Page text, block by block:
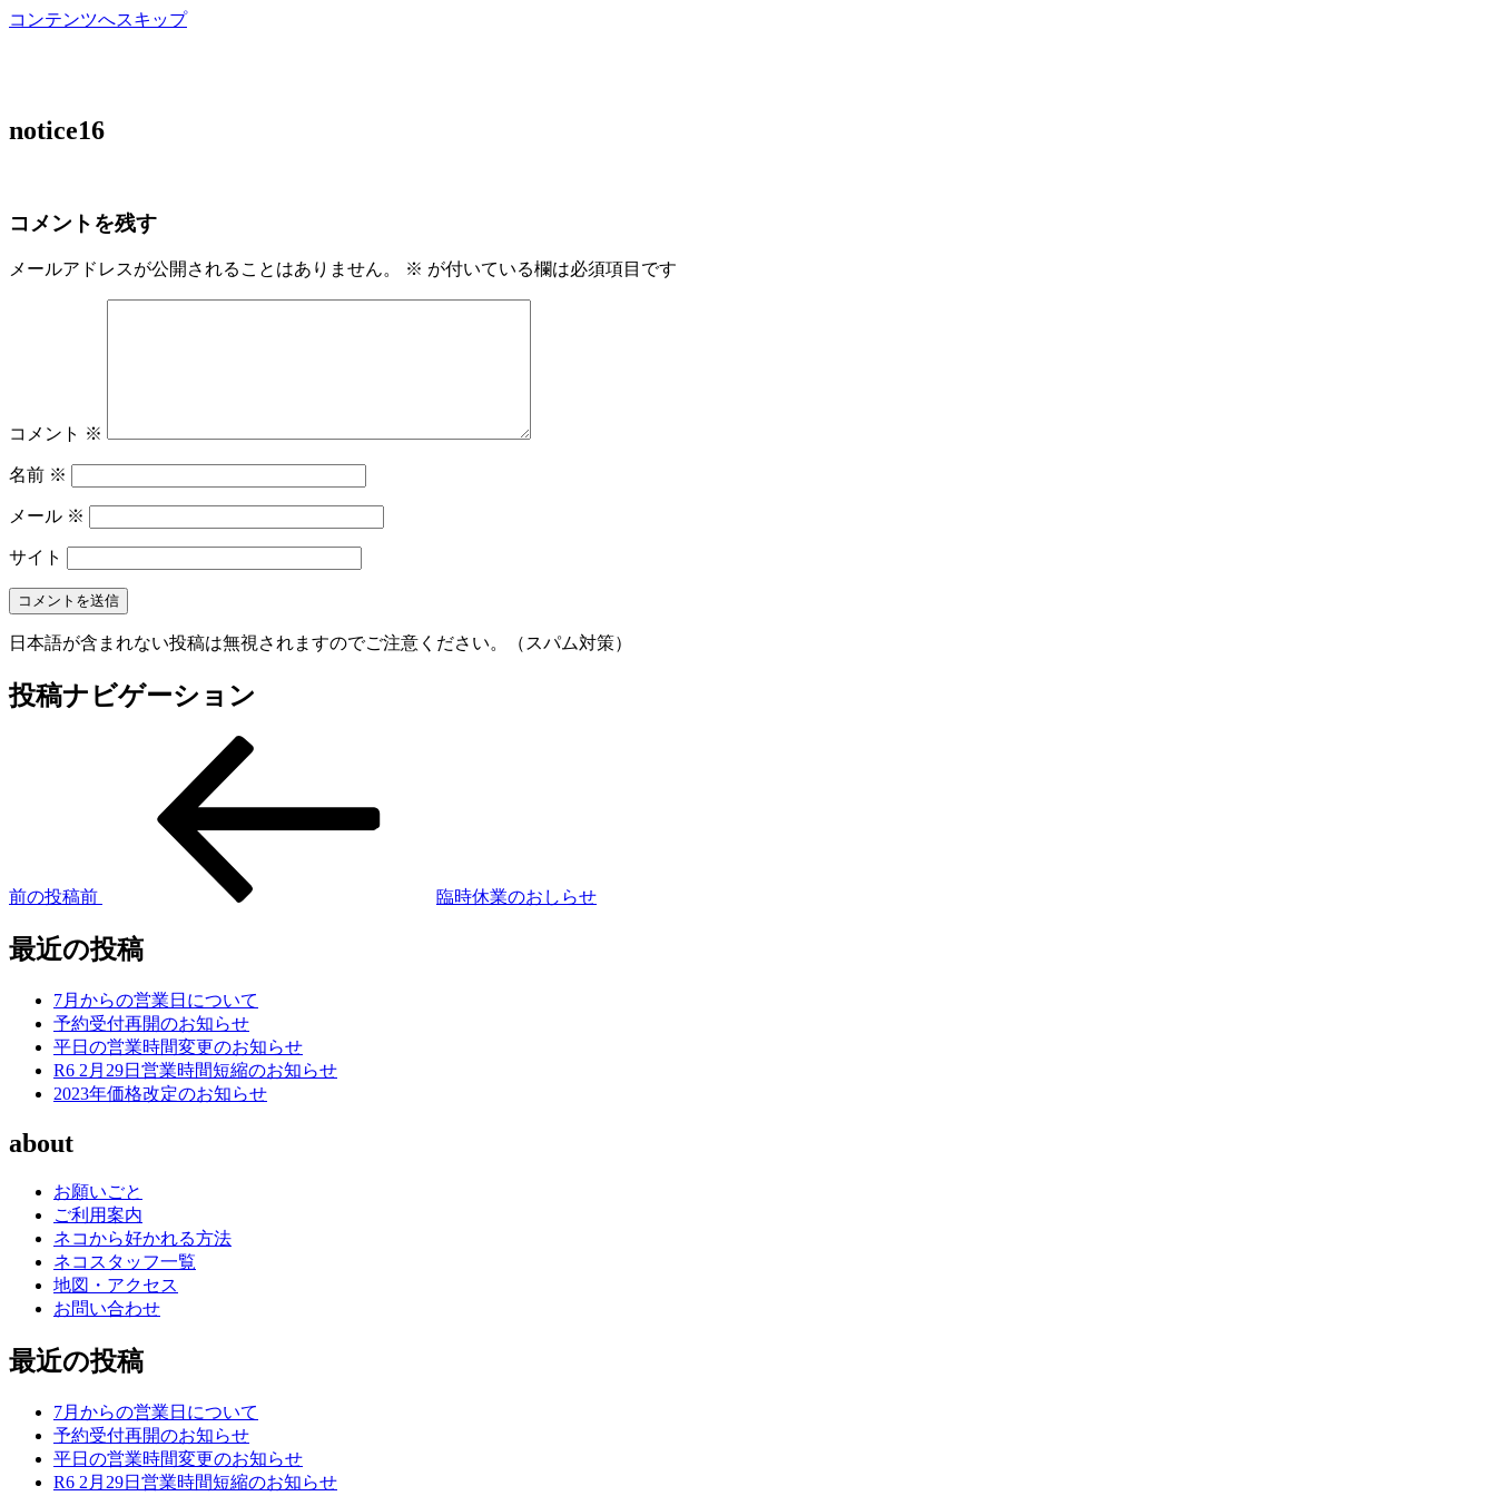
コンテンツへスキップ
notice16
コメントを残す
メールアドレスが公開されることはありません。 ※ が付いている欄は必須項目です
コメント ※
名前 ※
メール ※
サイト
日本語が含まれない投稿は無視されますのでご注意ください。（スパム対策）
投稿ナビゲーション
前の投稿前 臨時休業のおしらせ
最近の投稿
7月からの営業日について
予約受付再開のお知らせ
平日の営業時間変更のお知らせ
R6 2月29日営業時間短縮のお知らせ
2023年価格改定のお知らせ
about
お願いごと
ご利用案内
ネコから好かれる方法
ネコスタッフ一覧
地図・アクセス
お問い合わせ
最近の投稿
7月からの営業日について
予約受付再開のお知らせ
平日の営業時間変更のお知らせ
R6 2月29日営業時間短縮のお知らせ